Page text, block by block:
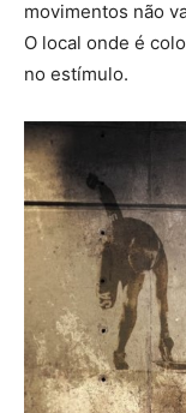
movimentos não
O local onde é
no estímulo.